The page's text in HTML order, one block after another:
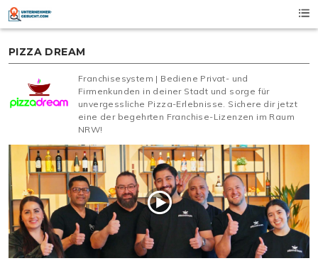
Skip
content
PIZZA DREAM
Franchisesystem | Bediene Privat- und
Firmenkunden in deiner Stadt und sorge für
unvergessliche Pizza-Erlebnisse. Sichere dir jetzt
eine der begehrten Franchise-Lizenzen im Raum
NRW!